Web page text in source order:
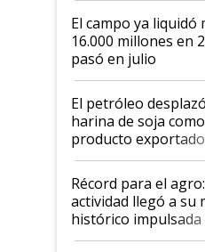
El campo ya liquidó
16.000 millones en
pasó en julio
El petróleo
harina de soja
producto exportado,
el agro aportó casi
diez dólares y
liderazgo en un
récord
Récord para el
actividad llegó a su
histórico
cosecha y las